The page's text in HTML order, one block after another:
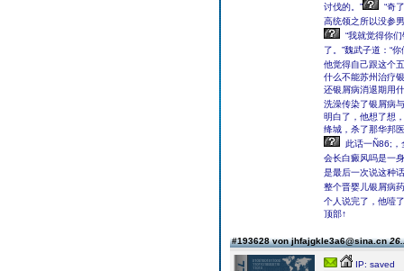
讨伐的。”
“奇
高统领之所以没参
“我就觉得你
了。”魏武子道：“
他觉得自己跟这个
什么不能苏州治疗
还银屑病消退期用
洗澡传染了银屑病
明白了，他想了想
绛城，杀了那华邦
此话一Ñ86;，
会长白癜风吗是一
是最后一次说这种
整个晋婴儿银屑病
个人说完了，他噎
顶部↑
#193628 von jhfajgkle3a6@sina.cn
IP: saved